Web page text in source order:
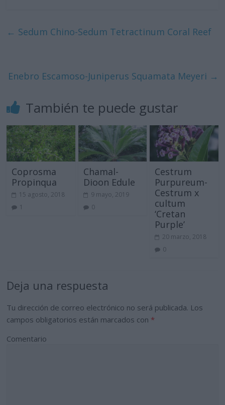
← Sedum Chino-Sedum Tetractinum Coral Reef
Enebro Escamoso-Juniperus Squamata Meyeri →
También te puede gustar
Coprosma
Propinqua
15 agosto, 2018
1
Chamal-
Dioon Edule
9 mayo, 2019
0
Cestrum
Purpureum-
Cestrum x
cultum
‘Cretan
Purple’
20 marzo, 2018
0
Deja una respuesta
Tu dirección de correo electrónico no será publicada. Los
campos obligatorios están marcados con *
Comentario